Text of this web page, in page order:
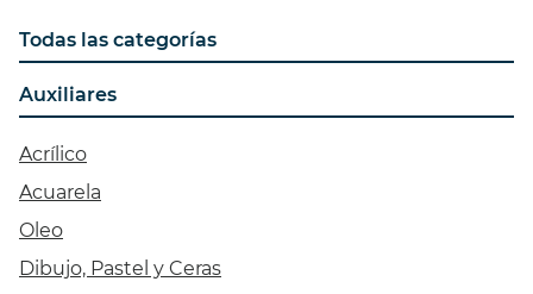
Todas las categorías
Auxiliares
Acrílico
Acuarela
Oleo
Dibujo, Pastel y Ceras